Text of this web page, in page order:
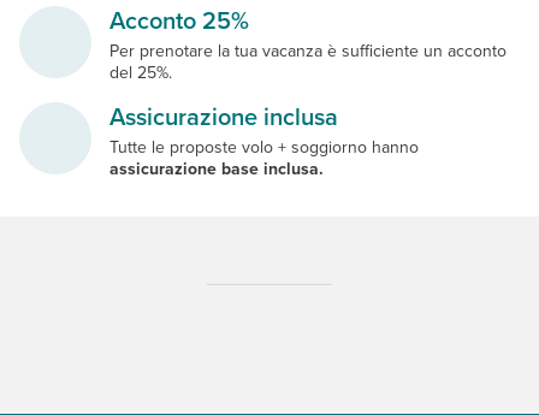
Acconto 25%
Per prenotare la tua vacanza è sufficiente un acconto
del 25%.
Assicurazione inclusa
Tutte le proposte volo + soggiorno hanno
assicurazione base inclusa.